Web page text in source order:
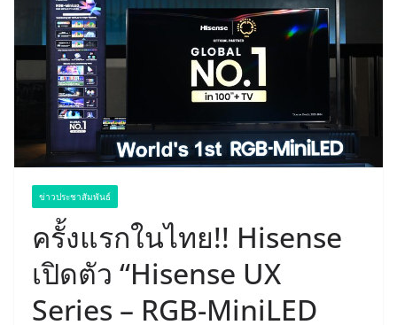
ข่าวประชาสัมพันธ์
ครั้งแรกในไทย!! Hisense
เปิดตัว “Hisense UX
Series – RGB-MiniLED